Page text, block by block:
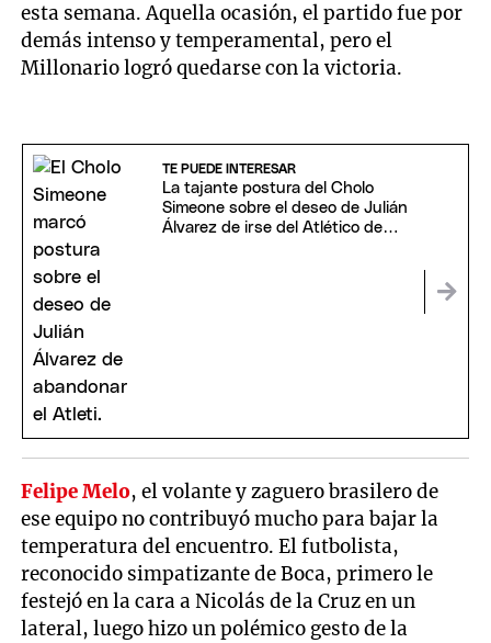
esta semana. Aquella ocasión, el partido fue por
demás intenso y temperamental, pero el
Millonario logró quedarse con la victoria.
TE PUEDE INTERESAR
La tajante postura del Cholo
Simeone sobre el deseo de Julián
Álvarez de irse del Atlético de
Felipe Melo, el volante y zaguero brasilero de
ese equipo no contribuyó mucho para bajar la
temperatura del encuentro. El futbolista,
reconocido simpatizante de Boca, primero le
festejó en la cara a Nicolás de la Cruz en un
lateral, luego hizo un polémico gesto de la